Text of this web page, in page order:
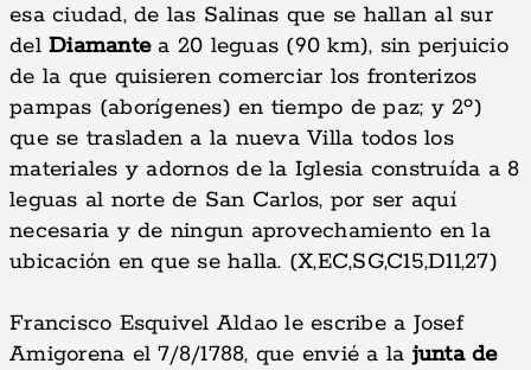
esa ciudad, de las Salinas que se hallan al sur
del Diamantea 20 leguas (90 km), sin perjuicio
de la que quisieren comerciar los fronterizos
pampas (aborígenes) en tiempo de paz; y 2º)
que se trasladen a la nueva Villa todos los
materiales y adornos de la Iglesia construída a 8
leguas al norte de San Carlos, por ser aquí
necesaria y de ningun aprovechamiento en la
ubicación en que se halla. (X,EC,SG,C15,D11,27)
Francisco Esquivel Aldao le escribe a Josef
Amigorena el 7/8/1788, que envié a lajunta de